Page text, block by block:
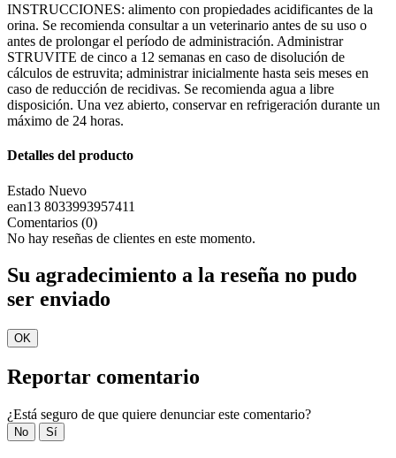
INSTRUCCIONES: alimento con propiedades acidificantes de la
orina. Se recomienda consultar a un veterinario antes de su uso o
antes de prolongar el período de administración. Administrar
STRUVITE de cinco a 12 semanas en caso de disolución de
cálculos de estruvita; administrar inicialmente hasta seis meses en
caso de reducción de recidivas. Se recomienda agua a libre
disposición. Una vez abierto, conservar en refrigeración durante un
máximo de 24 horas.
Detalles del producto
Estado Nuevo
ean13 8033993957411
Comentarios (0)
No hay reseñas de clientes en este momento.
Su agradecimiento a la reseña no pudo
ser enviado
OK
Reportar comentario
¿Está seguro de que quiere denunciar este comentario?
No Sí